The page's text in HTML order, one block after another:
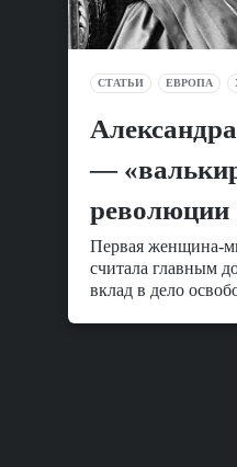
СТАТЬИ ЕВРОПА
—
революции
Первая женщина-
считала главным
вклад в дело